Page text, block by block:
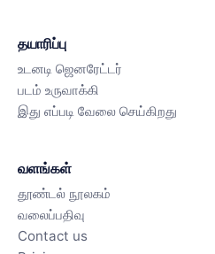
தயாரிப்பு
உடனடி ஜெனரேட்டர்
படம் உருவாக்கி
இது எப்படி வேலை செய்கிறது
வளங்கள்
தூண்டல் நூலகம்
வலைப்பதிவு
Contact us